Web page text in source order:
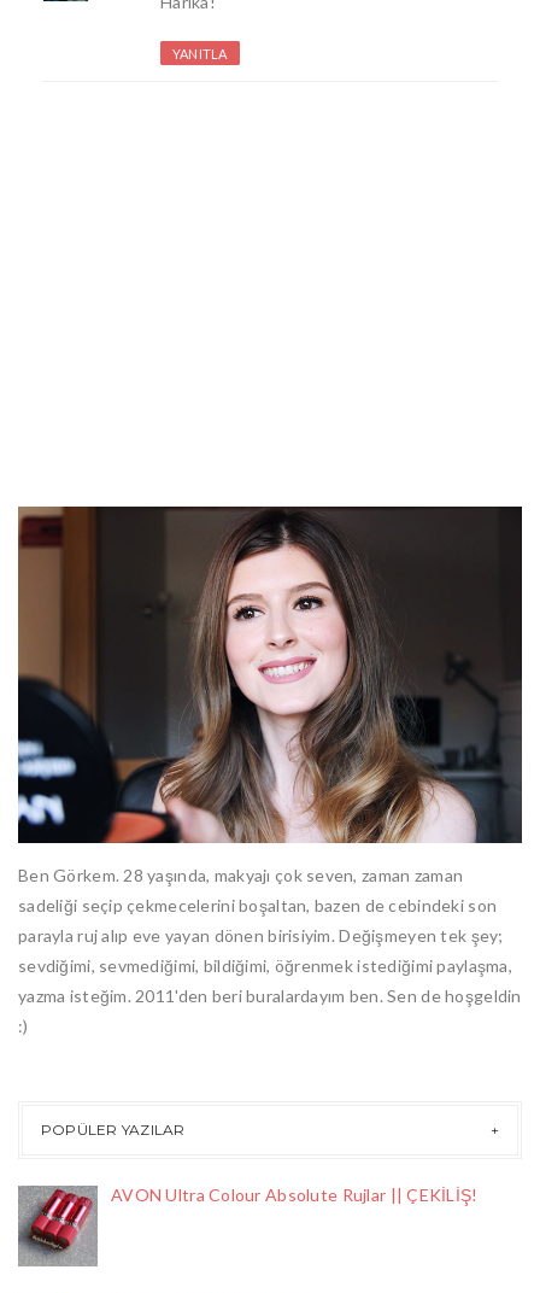
YANITLA
Ben Görkem. 28 yaşında, makyajı çok seven, zaman zaman
sadeliği seçip çekmecelerini boşaltan, bazen de cebindeki son
parayla ruj alıp eve yayan dönen birisiyim. Değişmeyen tek şey;
sevdiğimi, sevmediğimi, bildiğimi, öğrenmek istediğimi paylaşma,
yazma isteğim. 2011'den beri buralardayım ben. Sen de hoşgeldin
:)
POPÜLER YAZILAR
AVON Ultra Colour Absolute Rujlar || ÇEKİLİŞ!